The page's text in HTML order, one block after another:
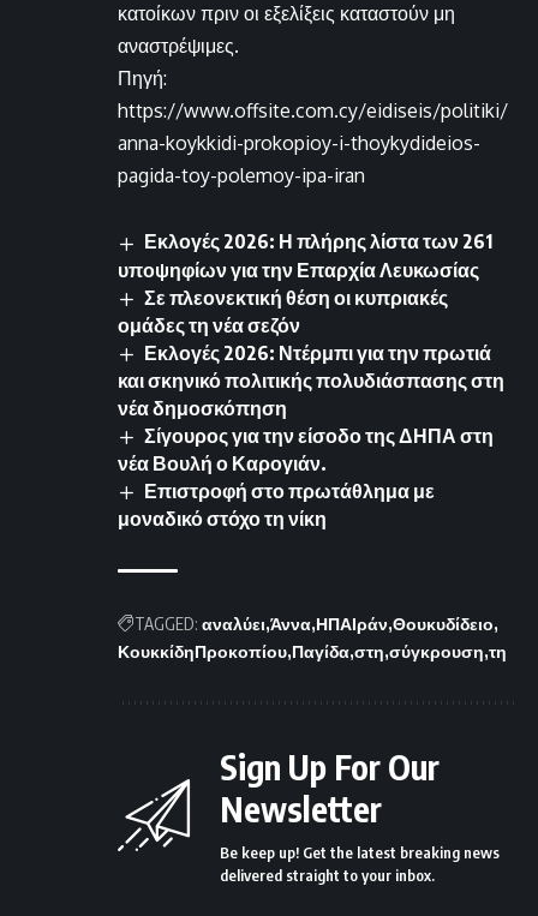
κατοίκων πριν οι εξελίξεις καταστούν μη
αναστρέψιμες.
Πηγή:
https://www.offsite.com.cy/eidiseis/politiki/
anna-koykkidi-prokopioy-i-thoykydideios-
pagida-toy-polemoy-ipa-iran
Εκλογές 2026: Η πλήρης λίστα των 261
υποψηφίων για την Επαρχία Λευκωσίας
Σε πλεονεκτική θέση οι κυπριακές
ομάδες τη νέα σεζόν
Εκλογές 2026: Ντέρμπι για την πρωτιά
και σκηνικό πολιτικής πολυδιάσπασης στη
νέα δημοσκόπηση
Σίγουρος για την είσοδο της ΔΗΠΑ στη
νέα Βουλή ο Καρογιάν.
Επιστροφή στο πρωτάθλημα με
μοναδικό στόχο τη νίκη
TAGGED: αναλύει Άννα ΗΠΑΙράν Θουκυδίδειο
ΚουκκίδηΠροκοπίου Παγίδα στη σύγκρουση τη
Sign Up For Our
Newsletter
Be keep up! Get the latest breaking news
delivered straight to your inbox.